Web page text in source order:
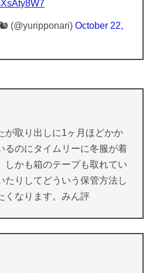
(@yuripponari) October 22,
が取り出しに1ヶ月ほどかか
るのにタイムリーに冬服が着
しかも箱のテープも取れてい
たりしてどういう保管方法し
くなります。みん評